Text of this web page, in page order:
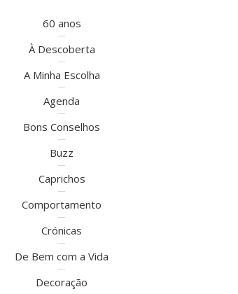
60 anos
À Descoberta
A Minha Escolha
Agenda
Bons Conselhos
Buzz
Caprichos
Comportamento
Crónicas
De Bem com a Vida
Decoração